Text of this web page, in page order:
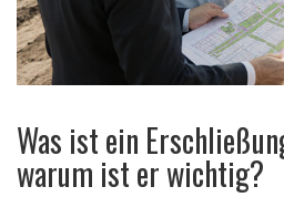
Was ist ein
warum ist er wichtig?